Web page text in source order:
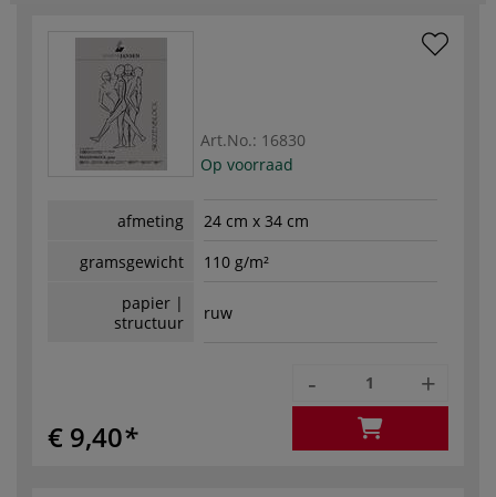
Art.No.: 16830
Op voorraad
afmeting
24 cm x 34 cm
gramsgewicht
110 g/m²
papier |
structuur
ruw
€ 9,40
- +